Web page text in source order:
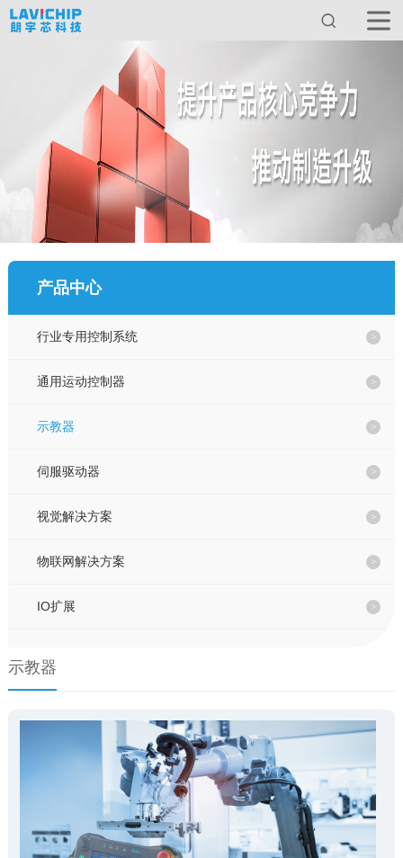
关于我们
产品中心
服务与支持
新闻动态
联系我们
EN
产品中心
行业专用控制系统
通用运动控制器
示教器
伺服驱动器
视觉解决方案
物联网解决方案
IO扩展
示教器